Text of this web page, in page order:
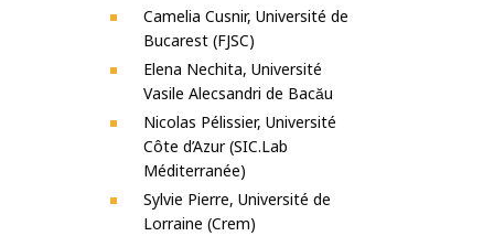
Camelia Cusnir, Université de
Bucarest (FJSC)
Elena Nechita, Université
Vasile Alecsandri de Bacău
Nicolas Pélissier, Université
Côte d’Azur (SIC.Lab
Méditerranée)
Sylvie Pierre, Université de
Lorraine (Crem)